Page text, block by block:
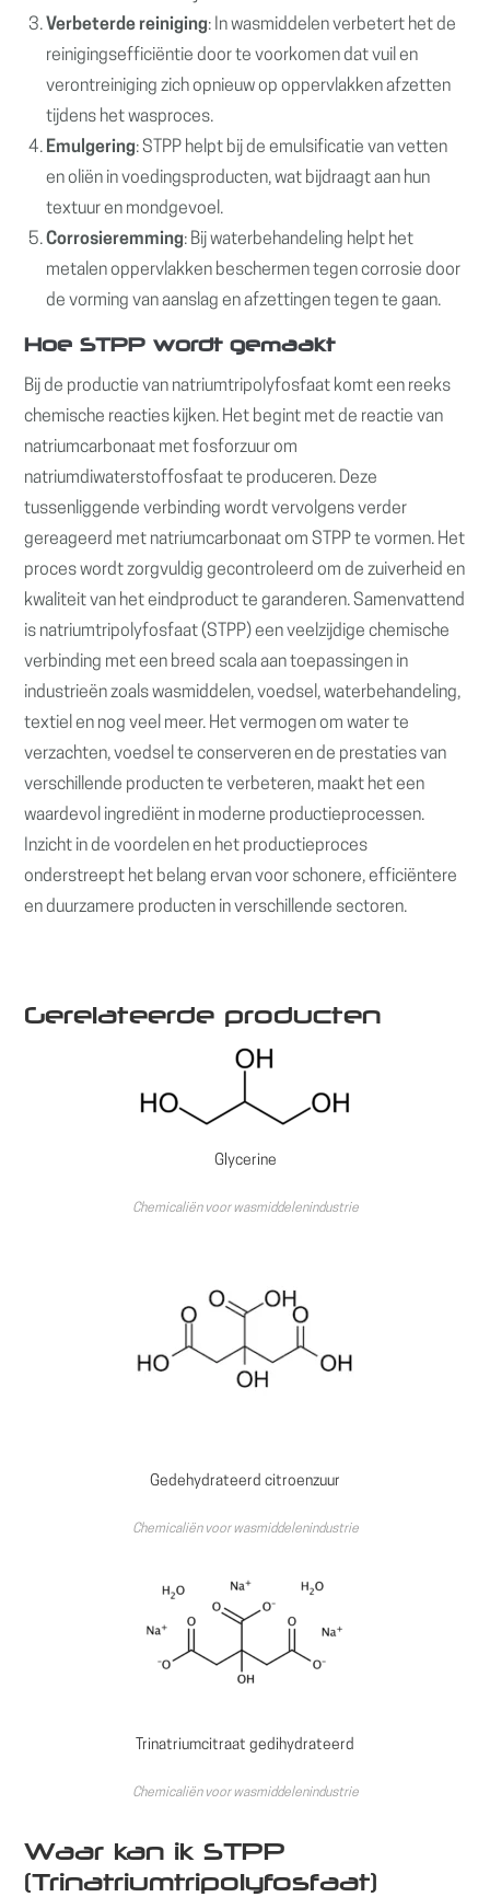
Verbeterde reiniging: In wasmiddelen verbetert het de
reinigingsefficiëntie door te voorkomen dat vuil en
verontreiniging zich opnieuw op oppervlakken afzetten
tijdens het wasproces.
Emulgering: STPP helpt bij de emulsificatie van vetten
en oliën in voedingsproducten, wat bijdraagt aan hun
textuur en mondgevoel.
Corrosieremming: Bij waterbehandeling helpt het
metalen oppervlakken beschermen tegen corrosie door
de vorming van aanslag en afzettingen tegen te gaan.
Hoe STPP wordt gemaakt
Bij de productie van natriumtripolyfosfaat komt een reeks
chemische reacties kijken. Het begint met de reactie van
natriumcarbonaat met fosforzuur om
natriumdiwaterstoffosfaat te produceren. Deze
tussenliggende verbinding wordt vervolgens verder
gereageerd met natriumcarbonaat om STPP te vormen. Het
proces wordt zorgvuldig gecontroleerd om de zuiverheid en
kwaliteit van het eindproduct te garanderen. Samenvattend
is natriumtripolyfosfaat (STPP) een veelzijdige chemische
verbinding met een breed scala aan toepassingen in
industrieën zoals wasmiddelen, voedsel, waterbehandeling,
textiel en nog veel meer. Het vermogen om water te
verzachten, voedsel te conserveren en de prestaties van
verschillende producten te verbeteren, maakt het een
waardevol ingrediënt in moderne productieprocessen.
Inzicht in de voordelen en het productieproces
onderstreept het belang ervan voor schonere, efficiëntere
en duurzamere producten in verschillende sectoren.
Gerelateerde producten
Glycerine
Chemicaliën voor wasmiddelenindustrie
Gedehydrateerd citroenzuur
Chemicaliën voor wasmiddelenindustrie
Trinatriumcitraat gedihydrateerd
Chemicaliën voor wasmiddelenindustrie
Waar kan ik STPP
(Trinatriumtripolyfosfaat)